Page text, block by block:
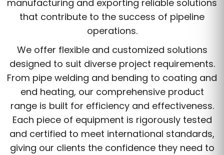
manufacturing and exporting reliable solutions
that contribute to the success of pipeline
operations.
We offer flexible and customized solutions
designed to suit diverse project requirements.
From pipe welding and bending to coating and
end heating, our comprehensive product
range is built for efficiency and effectiveness.
Each piece of equipment is rigorously tested
and certified to meet international standards,
giving our clients the confidence they need to